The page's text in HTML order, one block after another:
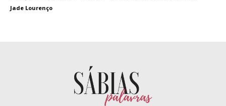
Jade Lourenço